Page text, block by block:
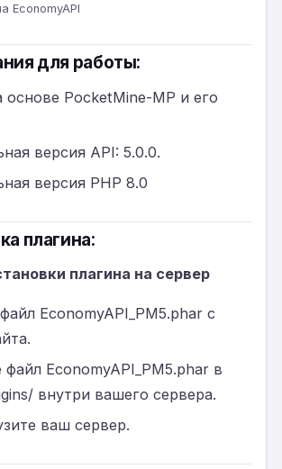
EconomyAPI
для работы:
основе PocketMine-MP и его
версия API: 5.0.0.
версия PHP 8.0
плагина:
плагина на сервер
EconomyAPI_PM5.phar с
EconomyAPI_PM5.phar в
внутри вашего сервера.
ваш сервер.